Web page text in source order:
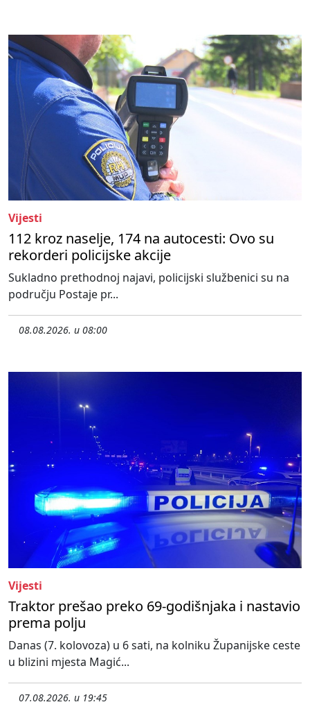
Vijesti
112 kroz naselje, 174 na autocesti: Ovo su
rekorderi policijske akcije
Sukladno prethodnoj najavi, policijski službenici su na
području Postaje pr...
08.08.2026. u 08:00
Vijesti
Traktor prešao preko 69-godišnjaka i nastavio
prema polju
Danas (7. kolovoza) u 6 sati, na kolniku Županijske ceste
u blizini mjesta Magić...
07.08.2026. u 19:45